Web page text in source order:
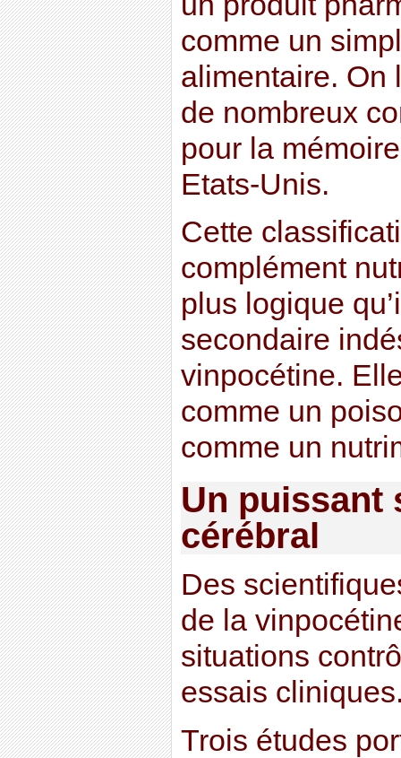
comme un
alimentaire. On
de nombreux
pour la
Etats-Unis.
Cette
complément
plus logique
secondaire
vinpocétine.
comme un
comme un
Un puissant
cérébral
Des
de la
situations
essais
Trois études